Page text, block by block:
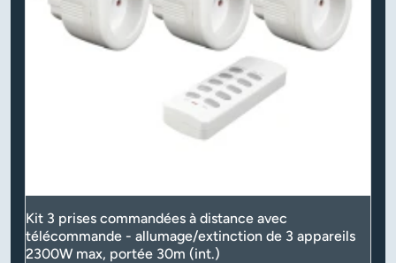
Kit 3 prises commandées à distance avec
télécommande - allumage/extinction de 3 appareils
2300W max, portée 30m (int.)